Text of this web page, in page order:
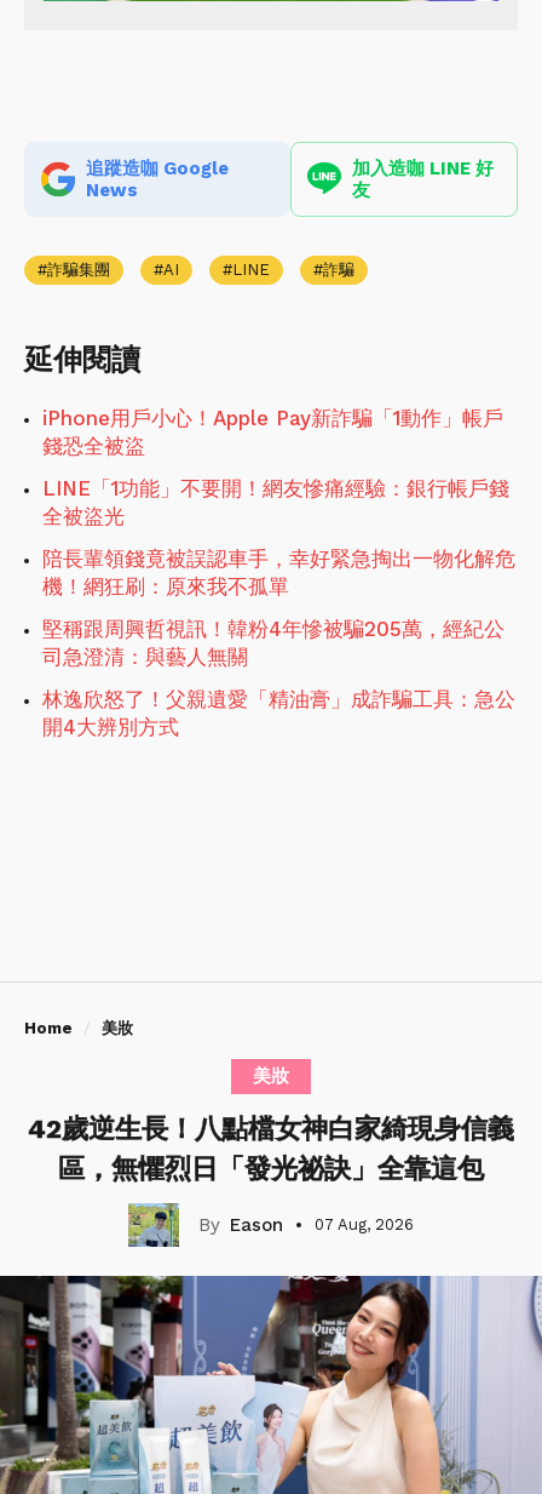
追蹤造咖 Google
News
加入造咖 LINE 好
友
詐騙集團 AI LINE 詐騙
延伸閱讀
iPhone用戶小心！Apple Pay新詐騙「1動作」帳戶
錢恐全被盜
LINE「1功能」不要開！網友慘痛經驗：銀行帳戶錢
全被盜光
陪長輩領錢竟被誤認車手，幸好緊急掏出一物化解危
機！網狂刷：原來我不孤單
堅稱跟周興哲視訊！韓粉4年慘被騙205萬，經紀公
司急澄清：與藝人無關
林逸欣怒了！父親遺愛「精油膏」成詐騙工具：急公
開4大辨別方式
Home 美妝
美妝
42歲逆生長！八點檔女神白家綺現身信義
區，無懼烈日「發光祕訣」全靠這包
Eason 07 Aug, 2026